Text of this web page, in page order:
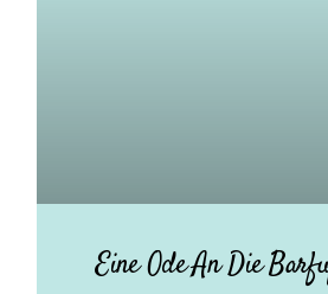
Eine Ode An Die